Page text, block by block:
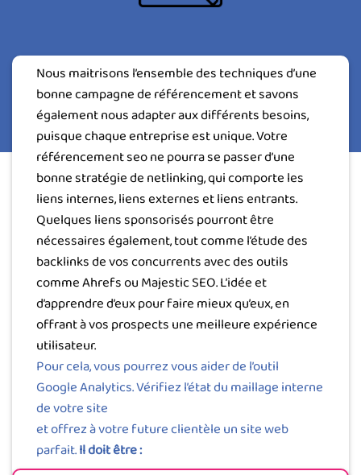
Nous maitrisons l’ensemble des techniques d’une
bonne campagne de référencement et savons
également nous adapter aux différents besoins,
puisque chaque entreprise est unique. Votre
référencement seo ne pourra se passer d’une
bonne stratégie de netlinking, qui comporte les
liens internes, liens externes et liens entrants.
Quelques liens sponsorisés pourront être
nécessaires également, tout comme l’étude des
backlinks de vos concurrents avec des outils
comme Ahrefs ou Majestic SEO. L’idée et
d’apprendre d’eux pour faire mieux qu’eux, en
offrant à vos prospects une meilleure expérience
utilisateur.
Pour cela, vous pourrez vous aider de l’outil
Google Analytics. Vérifiez l’état du maillage interne
de votre site
et offrez à votre future clientèle un site web
parfait.Il doit être :